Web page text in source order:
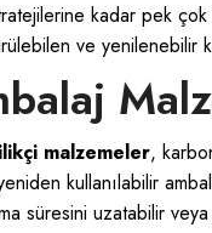
kadar pek
ve yenilenebilir
malzemeler,
kullanılabilir
süresini uzatabilir